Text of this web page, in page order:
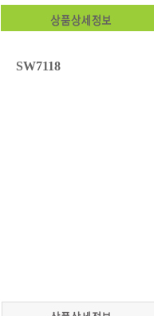
SW7118